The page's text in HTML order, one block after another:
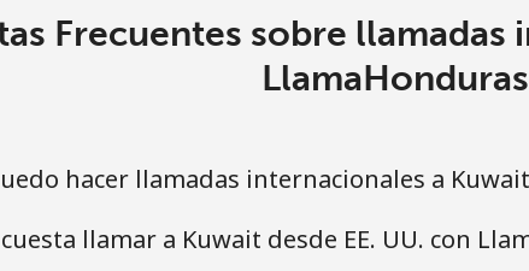
Frecuentes sobre
hacer llamadas internacionales a
llamar a Kuwait desde EE. UU. con